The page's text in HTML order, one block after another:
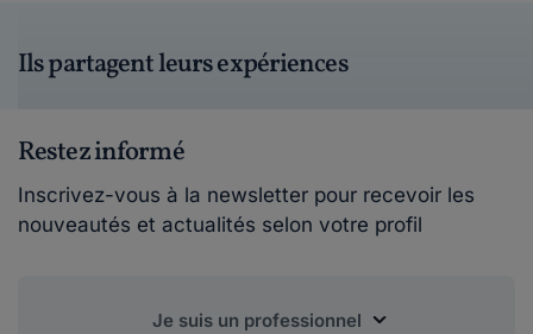
Ils partagent leurs expériences
Restez informé
Inscrivez-vous à la newsletter pour recevoir les
nouveautés et actualités selon votre profil